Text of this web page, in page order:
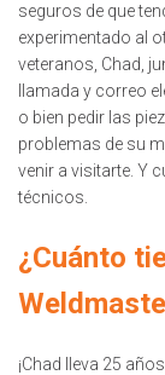
seguros de que
experimentado al
veteranos, Chad,
llamada y correo
o bien pedir las
problemas de su
venir a visitarte. Y
técnicos.
¿Cuánto
¡Chad lleva 25